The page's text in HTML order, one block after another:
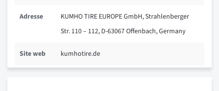
Adresse
KUMHO TIRE EUROPE GmbH, Strahlenberger
Str. 110 – 112, D-63067 Offenbach, Germany
Site web kumhotire.de